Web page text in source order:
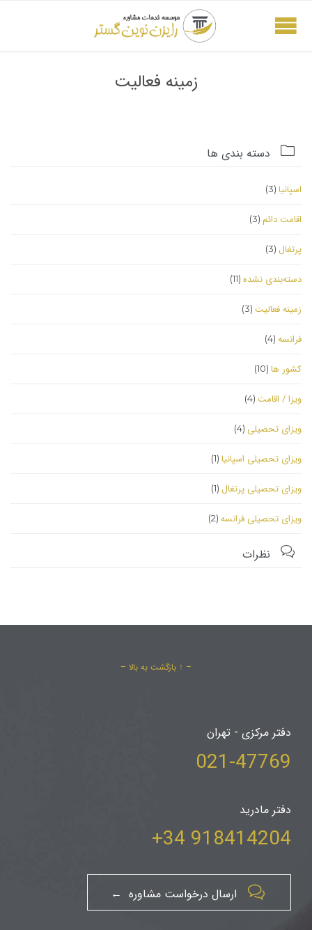
زمینه فعالیت
 دسته بندی ها
اسپانیا (3)
اقامت دائم (3)
پرتغال (3)
دسته‌بندی نشده (11)
زمینه فعالیت (3)
فرانسه (4)
کشور ها (10)
ویزا / اقامت (4)
ویزای تحصیلی (4)
ویزای تحصیلی اسپانیا (1)
ویزای تحصیلی پرتغال (1)
ویزای تحصیلی فرانسه (2)
 نظرات
– ↑ بازگشت به بالا –
دفتر مرکزی - تهران
021-47769
دفتر مادرید
918414204 34+
 ارسال درخواست مشاوره ←